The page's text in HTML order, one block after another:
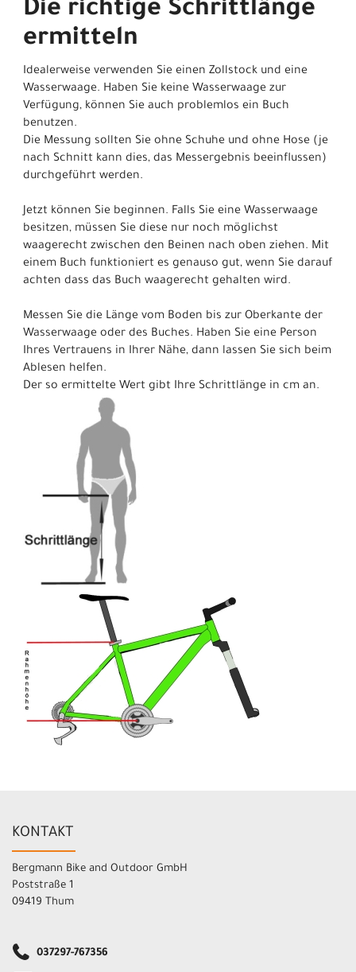
Die richtige Schrittlänge
ermitteln
Idealerweise verwenden Sie einen Zollstock und eine
Wasserwaage. Haben Sie keine Wasserwaage zur
Verfügung, können Sie auch problemlos ein Buch
benutzen.
Die Messung sollten Sie ohne Schuhe und ohne Hose (je
nach Schnitt kann dies, das Messergebnis beeinflussen)
durchgeführt werden.
Jetzt können Sie beginnen. Falls Sie eine Wasserwaage
besitzen, müssen Sie diese nur noch möglichst
waagerecht zwischen den Beinen nach oben ziehen. Mit
einem Buch funktioniert es genauso gut, wenn Sie darauf
achten dass das Buch waagerecht gehalten wird.
Messen Sie die Länge vom Boden bis zur Oberkante der
Wasserwaage oder des Buches. Haben Sie eine Person
Ihres Vertrauens in Ihrer Nähe, dann lassen Sie sich beim
Ablesen helfen.
Der so ermittelte Wert gibt Ihre Schrittlänge in cm an.
KONTAKT
Bergmann Bike and Outdoor GmbH
Poststraße 1
09419 Thum
037297-767356